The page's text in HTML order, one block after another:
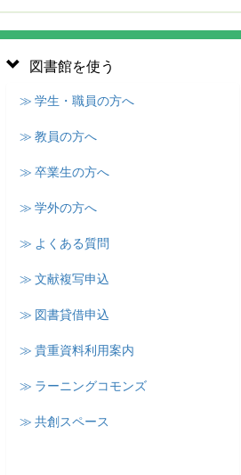
図書館を使う
≫ 学生・職員の方へ
≫ 教員の方へ
≫ 卒業生の方へ
≫ 学外の方へ
≫ よくある質問
≫ 文献複写申込
≫ 図書貸借申込
≫ 貴重資料利用案内
≫ ラーニングコモンズ
≫ 共創スペース